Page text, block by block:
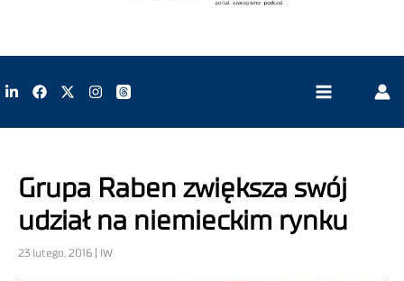
Grupa Raben zwiększa swój
udział na niemieckim rynku
23 lutego, 2016 | IW